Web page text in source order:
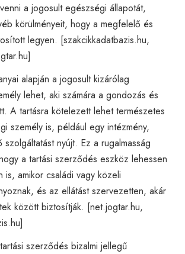
a jogosult egészségi állapotát,
körülményeit, hogy a megfelelő és
legyen. [szakcikkadatbazis.hu,
]
alapján a jogosult kizárólag
lehet, aki számára a gondozás és
A tartásra kötelezett lehet természetes
személy is, például egy intézmény,
szolgáltatást nyújt. Ez a rugalmasság
a tartási szerződés eszköz lehessen
is, amikor családi vagy közeli
és az ellátást szervezetten, akár
között biztosítják. [net.jogtar.hu,
]
szerződés bizalmi jellegű